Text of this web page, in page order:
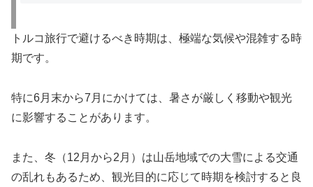
トルコ旅行で避けるべき時期は、極端な気候や混雑する時
期です。
特に6月末から7月にかけては、暑さが厳しく移動や観光
に影響することがあります。
また、冬（12月から2月）は山岳地域での大雪による交通
の乱れもあるため、観光目的に応じて時期を検討すると良